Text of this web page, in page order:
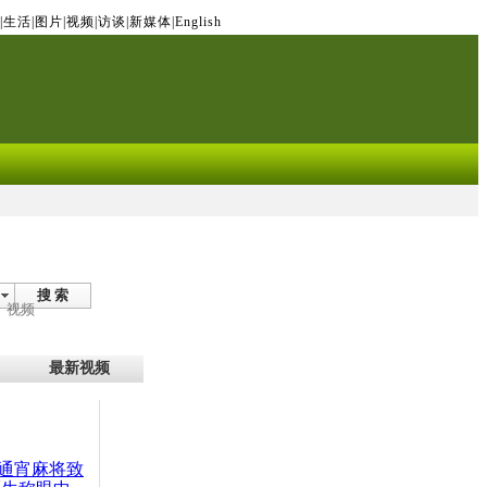
生活 图片 视频 访谈 新媒体 English
搜 索
视频
最新视频
宵麻将致